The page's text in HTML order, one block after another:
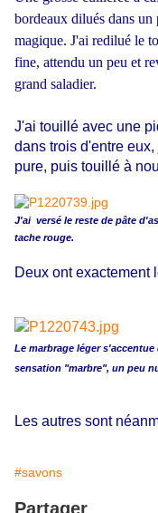
bordeaux dilués dans
magique. J'ai redilué le
fine, attendu un peu et
grand saladier.
J'ai touillé avec une
dans trois d'entre
pure, puis touillé à
J'ai versé le reste de pâte
tache rouge.
Deux ont exactement
Le marbrage léger
sensation "marbre", un peu
Les autres sont
#savons
Partager